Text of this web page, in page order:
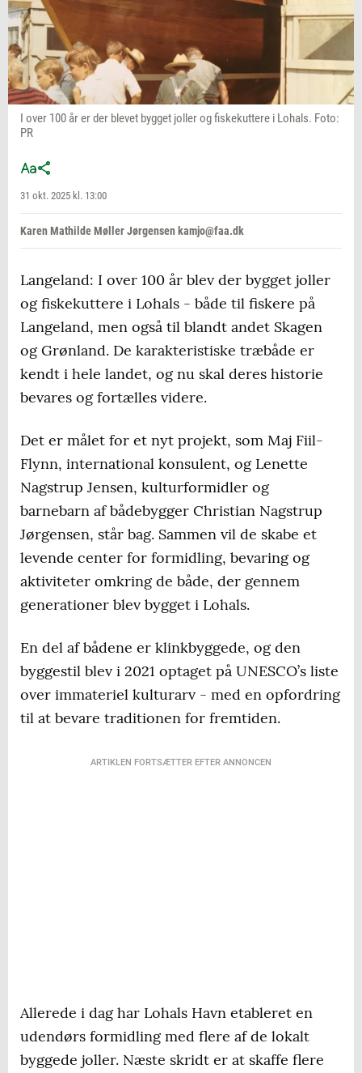
I over 100 år er der blevet bygget joller og fiskekuttere i Lohals. Foto:
PR
31 okt. 2025 kl. 13:00
Karen Mathilde Møller Jørgensen kamjo@faa.dk
Langeland: I over 100 år blev der bygget joller
og fiskekuttere i Lohals - både til fiskere på
Langeland, men også til blandt andet Skagen
og Grønland. De karakteristiske træbåde er
kendt i hele landet, og nu skal deres historie
bevares og fortælles videre.
Det er målet for et nyt projekt, som Maj Fiil-
Flynn, international konsulent, og Lenette
Nagstrup Jensen, kulturformidler og
barnebarn af bådebygger Christian Nagstrup
Jørgensen, står bag. Sammen vil de skabe et
levende center for formidling, bevaring og
aktiviteter omkring de både, der gennem
generationer blev bygget i Lohals.
En del af bådene er klinkbyggede, og den
byggestil blev i 2021 optaget på UNESCO’s liste
over immateriel kulturarv - med en opfordring
til at bevare traditionen for fremtiden.
ARTIKLEN FORTSÆTTER EFTER ANNONCEN
Allerede i dag har Lohals Havn etableret en
udendørs formidling med flere af de lokalt
byggede joller. Næste skridt er at skaffe flere